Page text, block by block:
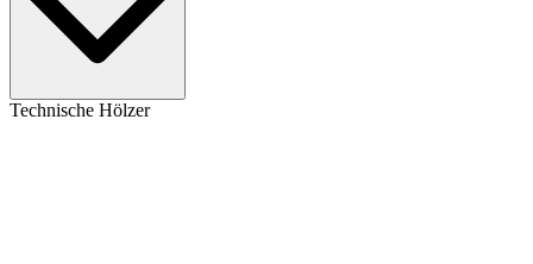
Technische Hölzer